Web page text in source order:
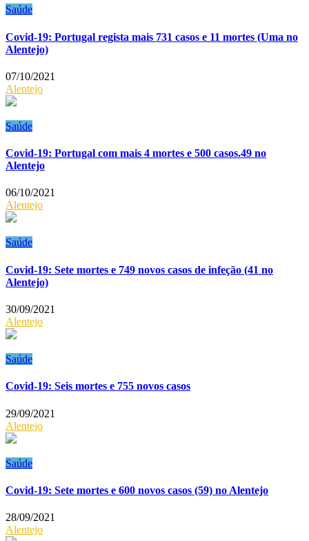
Saúde
Covid-19: Portugal regista mais 731 casos e 11 mortes (Uma no
Alentejo)
07/10/2021
Alentejo
Saúde
Covid-19: Portugal com mais 4 mortes e 500 casos.49 no
Alentejo
06/10/2021
Alentejo
Saúde
Covid-19: Sete mortes e 749 novos casos de infeção (41 no
Alentejo)
30/09/2021
Alentejo
Saúde
Covid-19: Seis mortes e 755 novos casos
29/09/2021
Alentejo
Saúde
Covid-19: Sete mortes e 600 novos casos (59) no Alentejo
28/09/2021
Alentejo